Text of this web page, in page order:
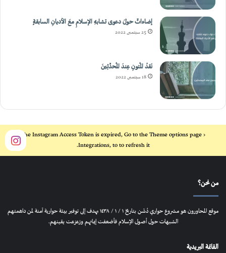
نَقدُ المُتونِ عِندَ المُحدِّثِينَ
18 سبتمبر, 2022
The Instagram Access Token is expired, Go to the Theme options page >
من نحن؟